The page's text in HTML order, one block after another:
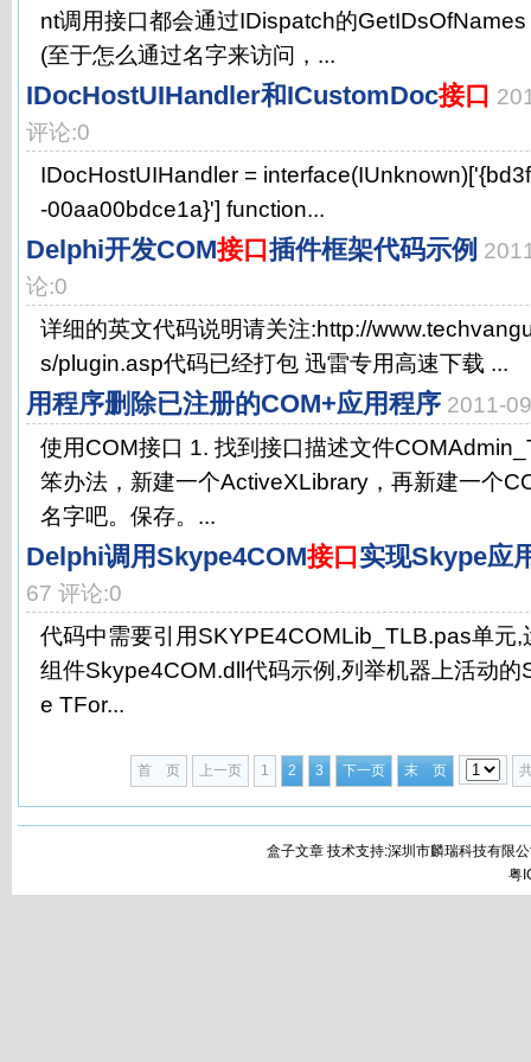
nt调用接口都会通过IDispatch的
(至于怎么通过名字来访问，...
IDocHostUIHandler和ICustomDoc接口
评论:0
IDocHostUIHandler =
-00aa00bdce1a}'] function...
Delphi开发COM接口插件框架代码示例
论:0
详细的英文代码说明请关注:http://
s/plugin.asp代码已经打包 迅雷专用高速下载 ...
用程序删除已注册的COM+应用程序 2011-
使用COM接口 1. 找到接口描述文件
笨办法，新建一个ActiveXLibrary，再新建一个
名字吧。保存。...
Delphi调用Skype4COM接口实现Skype应
67 评论:0
代码中需要引用SKYPE4COMLib_TLB.pas单元,
组件Skype4COM.dll代码示例,列举机器上活动
e TFor...
首 页 上一页 1 2 3 下一页 末 页
盒子文章 技术支持:深圳市麟瑞科技有限
粤